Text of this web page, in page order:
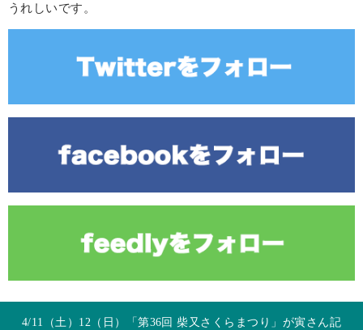
うれしいです。
4/11（土）12（日）「第36回 柴又さくらまつり」が寅さん記